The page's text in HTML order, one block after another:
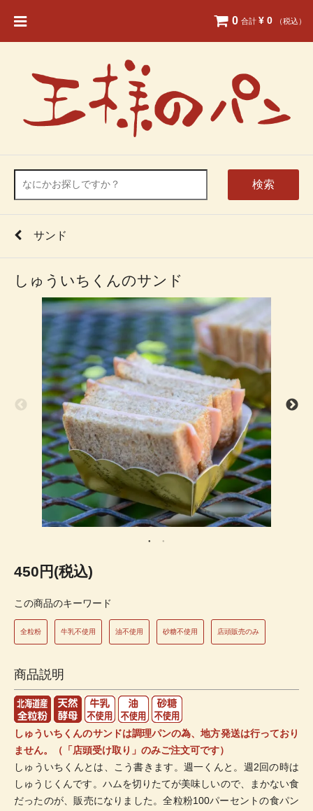
0 合計 ¥ 0 （税込）
検索
サンド
しゅういちくんのサンド
450円(税込)
この商品のキーワード
全粒粉 牛乳不使用 油不使用 砂糖不使用 店頭販売のみ
商品説明
しゅういちくんのサンドは調理パンの為、地方発送は行っており
ません。（「店頭受け取り」のみご注文可です）
しゅういちくんとは、こう書きます。週一くんと。週2回の時は
しゅうじくんです。ハムを切りたてが美味しいので、まかない食
だったのが、販売になりました。全粒粉100パーセントの食パン